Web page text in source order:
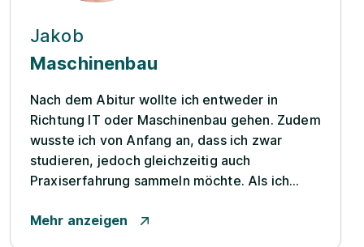
Jakob
Maschinenbau
Nach dem Abitur wollte ich entweder in
Richtung IT oder Maschinenbau gehen. Zudem
wusste ich von Anfang an, dass ich zwar
studieren, jedoch gleichzeitig auch
Praxiserfahrung sammeln möchte. Als ich
Maschinenbau‘ von ADMEDES gestoßen bin,
Mehr anzeigen